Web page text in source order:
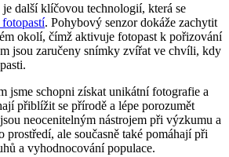
další klíčovou technologií, která se
. Pohybový senzor dokáže zachytit
okolí, čímž aktivuje fotopast k pořizování
jsou zaručeny snímky zvířat ve chvíli, kdy
jsme schopni získat unikátní fotografie a
přiblížit se přírodě a lépe porozumět
neocenitelným nástrojem při výzkumu a
ale současně také pomáhají při
a vyhodnocování populace.